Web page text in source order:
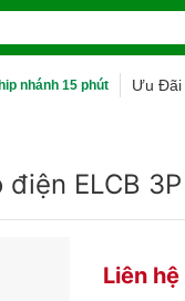
nhánh 15 phút Ưu Đãi
ELCB
Liên hệ